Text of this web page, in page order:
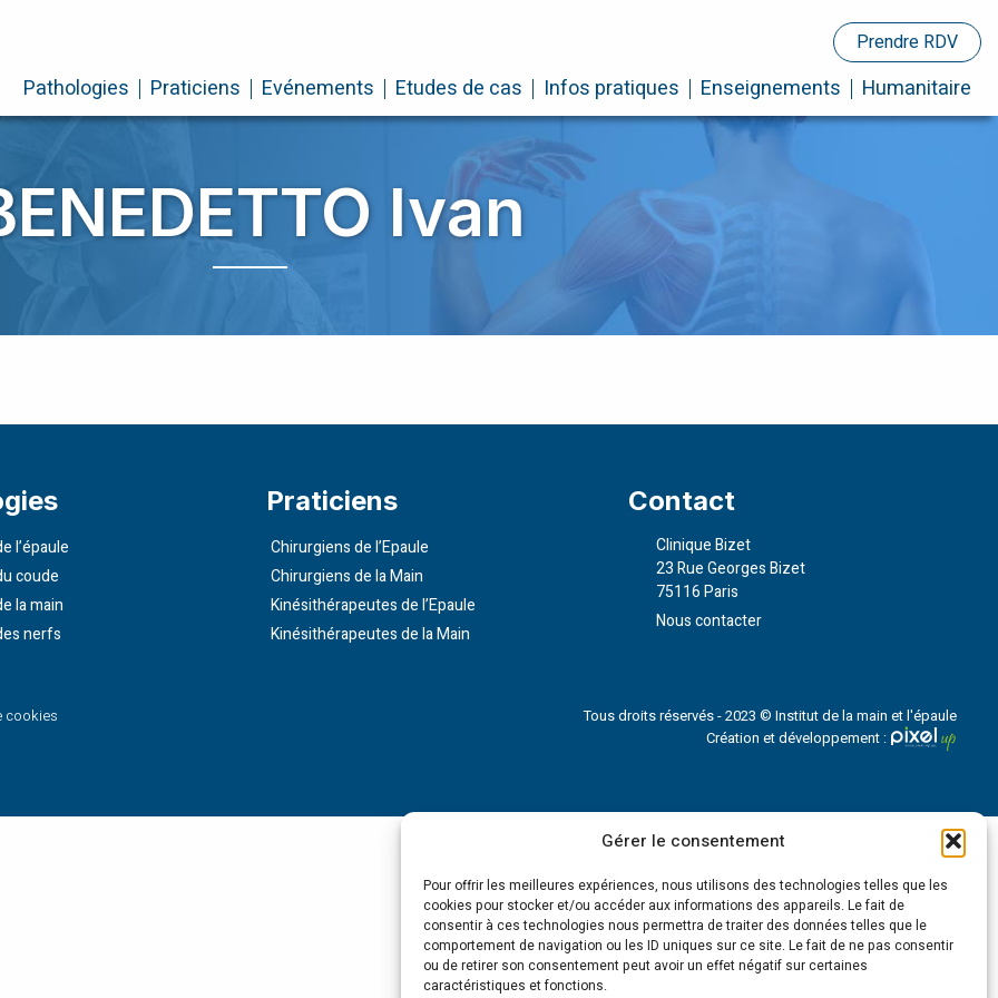
Gérer le consentement
Pour offrir les meilleures expériences, nous utilisons des technologies telles que les
cookies pour stocker et/ou accéder aux informations des appareils. Le fait de
consentir à ces technologies nous permettra de traiter des données telles que le
comportement de navigation ou les ID uniques sur ce site. Le fait de ne pas consentir
ou de retirer son consentement peut avoir un effet négatif sur certaines
caractéristiques et fonctions.
Prendre RDV
Pathologies Praticiens Evénements Etudes de cas Infos pratiques Enseignements Humanitaire
Ivan
l’épaule
coude
la main
nerfs
Praticiens
Chirurgiens de l’Epaule
Chirurgiens de la Main
Kinésithérapeutes de l’Epaule
Kinésithérapeutes de la Main
Contact
Clinique Bizet
23 Rue Georges Bizet
75116 Paris
Nous contacter
cookies
Tous droits réservés - 2023 © Institut de la main et l'épaule
Création et développement :